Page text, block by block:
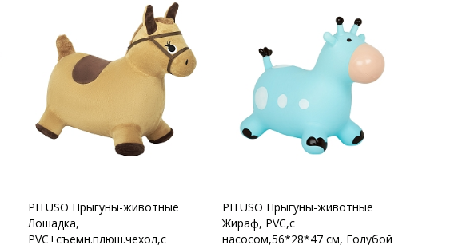
PITUSO Прыгуны-животные
Лошадка,
PVC+съемн.плюш.чехол,с
PITUSO Прыгуны-животные
Жираф, PVC,с
насосом,56*28*47 см, Голубой